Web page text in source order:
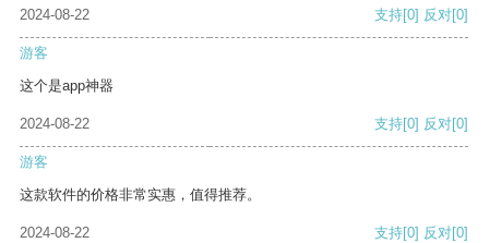
2024-08-22
支持[0] 反对[0]
游客
这个是app神器
2024-08-22 支持[0] 反对[0]
游客
这款软件的价格非常实惠，值得推荐。
2024-08-22 支持[0] 反对[0]